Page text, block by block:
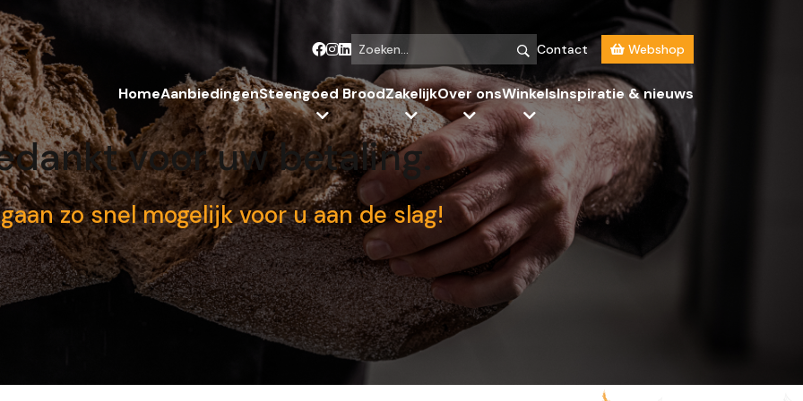
Zoeken... Contact Webshop
HomeAanbiedingenSteengoed BroodZakelijkOver onsWinkelsInspiratie & nieuws
voor uw betaling.
zo snel mogelijk voor u aan de slag!